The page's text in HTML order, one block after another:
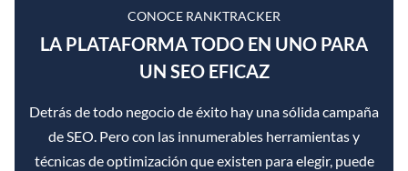
CONOCE RANKTRACKER
LA PLATAFORMA TODO EN UNO PARA
UN SEO EFICAZ
Detrás de todo negocio de éxito hay una sólida campaña
de SEO. Pero con las innumerables herramientas y
técnicas de optimización que existen para elegir, puede